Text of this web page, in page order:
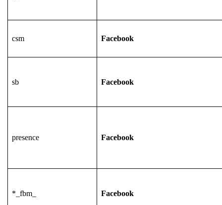
csm Facebook
sb Facebook
presence Facebook
*_fbm_ Facebook